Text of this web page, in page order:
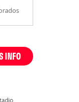
INFO